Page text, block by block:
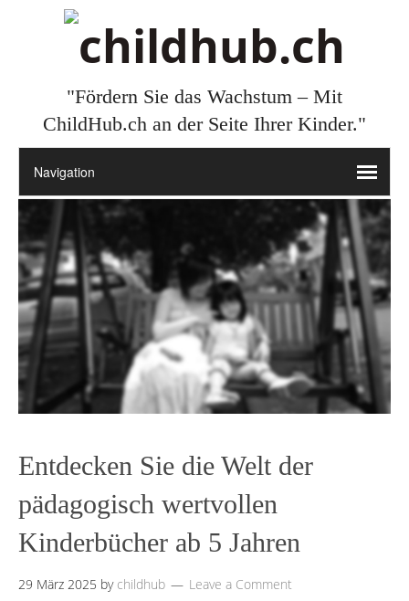
"Fördern Sie das Wachstum – Mit
ChildHub.ch an der Seite Ihrer Kinder."
Entdecken Sie die Welt der
pädagogisch wertvollen
Kinderbücher ab 5 Jahren
29 März 2025 by childhub Leave a Comment